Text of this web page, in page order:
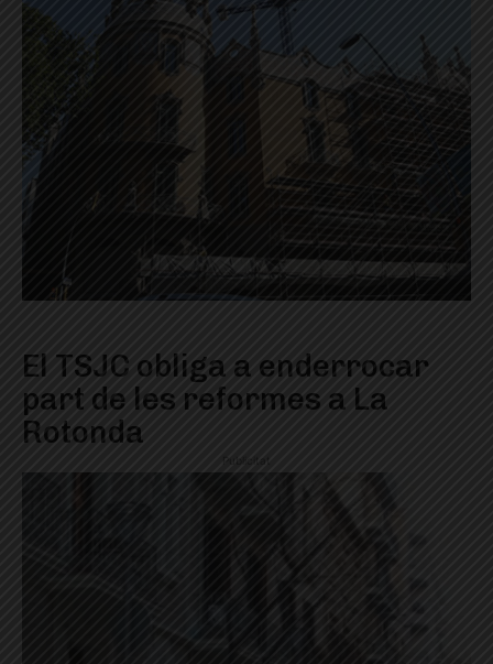
El TSJC obliga a enderrocar
part de les reformes a La
Rotonda
Publicitat